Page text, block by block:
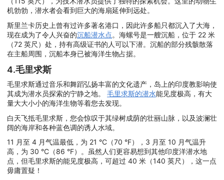
机勃勃，潜水者会看到巨大的海扇延伸到远处。
斯里兰卡历史上曾有过许多著名港口，因此许多船只都沉入了大海，
现在成为了令人兴奋的沉船潜水点。海螺号是一艘沉船，位于 22 米
（72 英尺）处，持有高级证书的人可以下潜。沉船的部分残骸散落
在主船周围，沉船本身已被海洋生物占据。
4.毛里求斯
毛里求斯通过音乐和舞蹈弘扬丰富的文化遗产，岛上的印度教影响使
其成为潜水员探索的宁静之地。 毛里求斯的潜水能见度极高，有大
量大大小小的海洋生物等着您去发现。
白天飞抵毛里求斯，您会惊叹于其绿树成荫的壮丽山脉，以及波澜壮
阔的海岸和各种蓝色调的诱人水域。
11 月至 4 月气温最低，为 21 °C（70 °F），3 月至 10 月气温升
高，为 30 °C（86 °F）。虽然人们更容易想到其他印度洋潜水地
点，但毛里求斯的能见度极高，可超过 40 米（140 英尺），这一点
毋庸置疑！